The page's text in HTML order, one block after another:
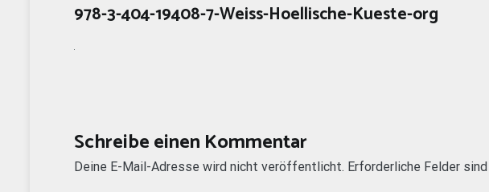
978-3-404-19408-7-Weiss-Hoellische-Kueste-org
Schreibe einen Kommentar
Deine E-Mail-Adresse wird nicht veröffentlicht. Erforderliche Felder